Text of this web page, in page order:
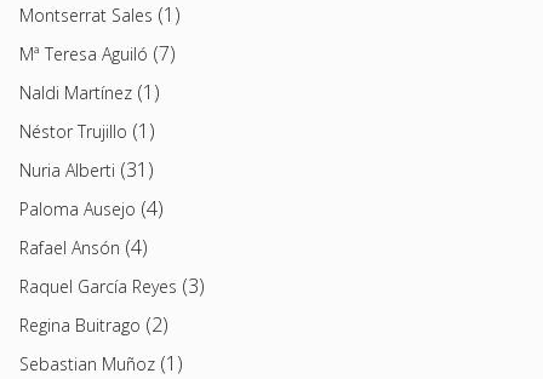
Montserrat Sales (1)
Mª Teresa Aguiló (7)
Naldi Martínez (1)
Néstor Trujillo (1)
Nuria Alberti (31)
Paloma Ausejo (4)
Rafael Ansón (4)
Raquel García Reyes (3)
Regina Buitrago (2)
Sebastian Muñoz (1)